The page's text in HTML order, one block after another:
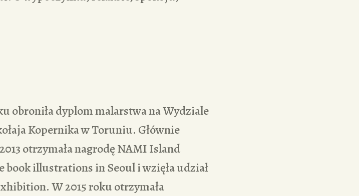
obroniła dyplom malarstwa na Wydziale
Kopernika w Toruniu. Głównie
otrzymała nagrodę NAMI Island
illustrations in Seoul i wzięła udział
W 2015 roku otrzymała